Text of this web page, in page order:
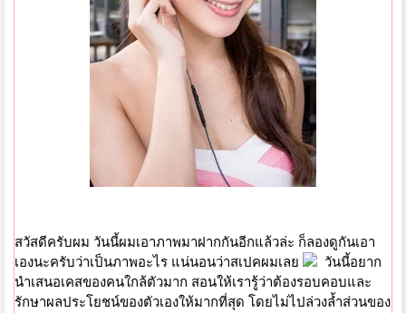
สวัสดีครับผม วันนี้ผมเอาภาพมาฝากกันอีกแล้วล่ะ ก็ลองดูกันเอา
เองนะครับว่าเป็นภาพอะไร แน่นอนว่าสเปคผมเลย
วันนี้อยาก
นำเสนอเคสของคนใกล้ตัวมาก สอนให้เรารู้ว่าต้องรอบคอบและ
รักษาผลประโยชน์ของตัวเองให้มากที่สุด โดยไม่ไปล่วงล้ำส่วนของ